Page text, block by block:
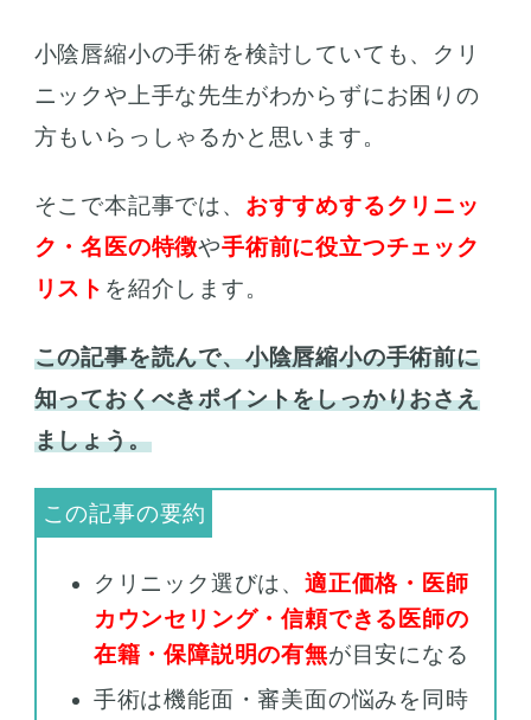
小陰唇縮小の手術を検討していても、クリ
ニックや上手な先生がわからずにお困りの
方もいらっしゃるかと思います。
そこで本記事では、 おすすめするクリニッ
ク・名医の特徴や手術前に役立つチェック
リスト を紹介します。
この記事を読んで、小陰唇縮小の手術前に
知っておくべきポイントをしっかりおさえ
ましょう。
クリニック選びは、適正価格・医師
カウンセリング・信頼できる医師の
在籍・保障説明の有無が目安になる
手術は機能面・審美面の悩みを同時